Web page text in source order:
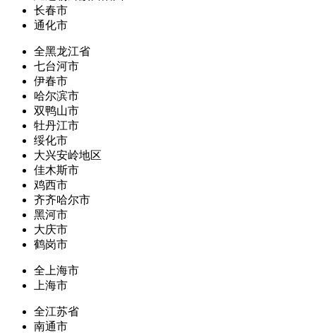
长春市
通化市
全黑龙江省
七台河市
伊春市
哈尔滨市
双鸭山市
牡丹江市
绥化市
大兴安岭地区
佳木斯市
鸡西市
齐齐哈尔市
黑河市
大庆市
鹤岗市
全上海市
上海市
全江苏省
南通市